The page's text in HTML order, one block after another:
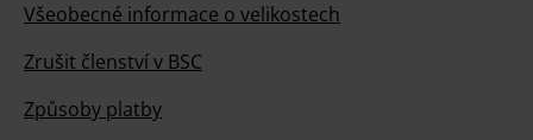
Všeobecné informace o velikostech
Zrušit členství v BSC
Způsoby platby